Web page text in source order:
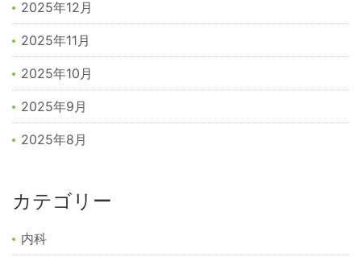
2025年12月
2025年11月
2025年10月
2025年9月
2025年8月
カテゴリー
内科